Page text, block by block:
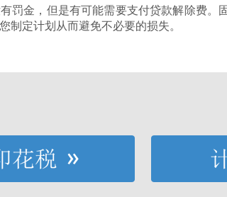
罚金，但是有可能需要支付贷款解除费
制定计划从而避免不必要的损失。